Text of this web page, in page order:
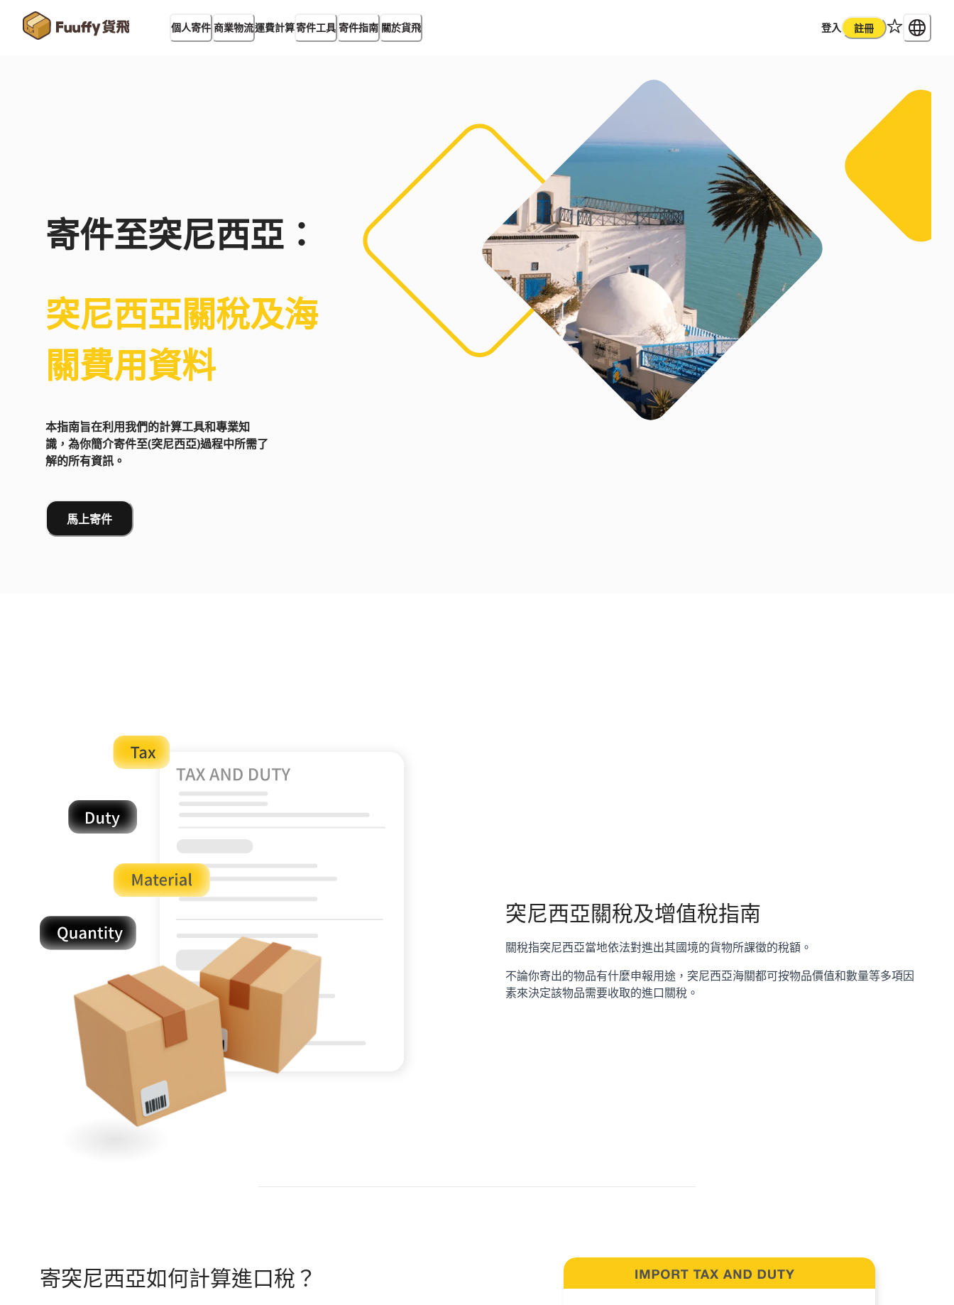
個人寄件 商業物流運費計算寄件工具 寄件指南 關於貨飛 登入 註冊
寄件至突尼西亞 ：
突尼西亞關稅及海
關費用資料
本指南旨在利用我們的計算工具和專業知
識，為你簡介寄件至(突尼西亞)過程中所需了
解的所有資訊。
馬上寄件
突尼西亞關稅及增值稅指南
關稅指突尼西亞當地依法對進出其國境的貨物所課徵的稅額。
不論你寄出的物品有什麼申報用途，突尼西亞海關都可按物品價值和數量等多項因
素來決定該物品需要收取的進口關稅。
寄突尼西亞如何計算進口稅？